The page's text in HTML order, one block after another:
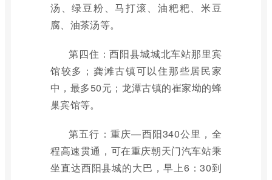
汤、绿豆粉、马打滚、油粑粑、米豆
腐、油茶汤等。
第四住：酉阳县城城北车站那里宾
馆较多；龚滩古镇可以住那些居民家
中，最多50元；龙潭古镇的崔家坳的蜂
巢宾馆等。
第五行：重庆—酉阳340公里，全
程高速贯通，可在重庆朝天门汽车站乘
坐直达酉阳县城的大巴，早上6：30到